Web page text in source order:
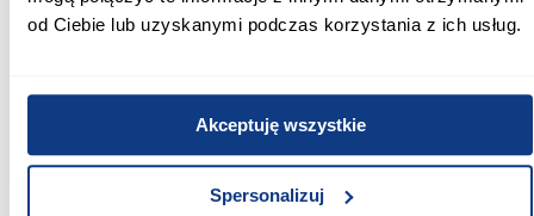
od Ciebie lub uzyskanymi podczas korzystania z ich usług.
Akceptuję wszystkie
Spersonalizuj
160x200
Rozmiar materaca [cm]:
160x200